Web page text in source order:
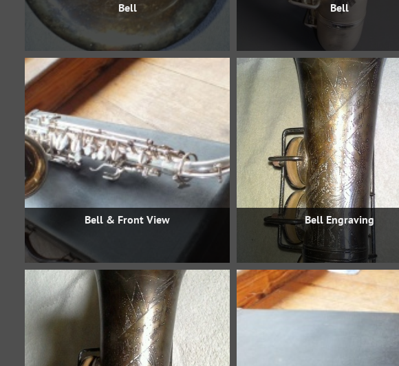
Bell Bell
Bell & Front View Bell Engraving